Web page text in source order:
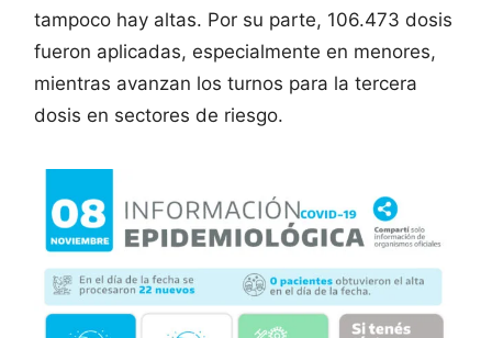
tampoco hay altas. Por su parte, 106.473 dosis
fueron aplicadas, especialmente en menores,
mientras avanzan los turnos para la tercera
dosis en sectores de riesgo.